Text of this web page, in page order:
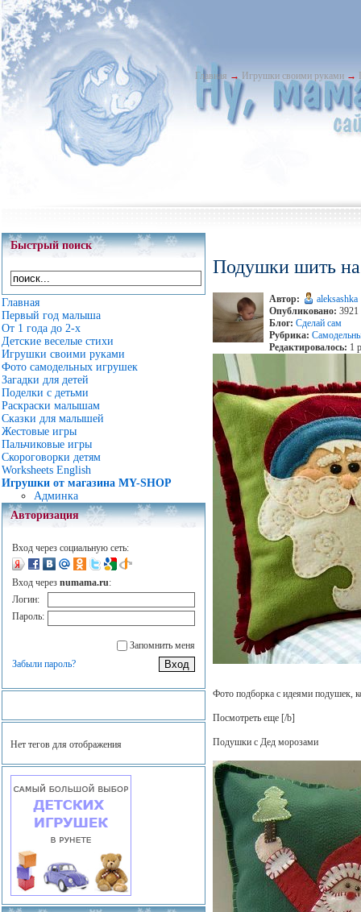
Главная → Игрушки своими руками →
Быстрый поиск
Главная
Первый год малыша
От 1 года до 2-х
Детские веселые стихи
Игрушки своими руками
Фото самодельных игрушек
Загадки для детей
Поделки с детьми
Раскраски малышам
Сказки для малышей
Жестовые игры
Пальчиковые игры
Скороговорки детям
Worksheets English
Игрушки от магазина MY-SHOP
Админка
Авторизация
Вход через социальную сеть:
Вход через numama.ru:
Логин:
Пароль:
Запомнить меня
Забыли пароль?
Нет тегов для отображения
Подушки шить
Автор:
aleksashka
Опубликовано: 3921
Блог: Сделай сам
Рубрика:
Редактировалось: 1
Фото подборка с идеями подушек,
Посмотреть еще [/b]
Подушки с Дед морозами